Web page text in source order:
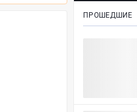
ПРОШЕДШИЕ